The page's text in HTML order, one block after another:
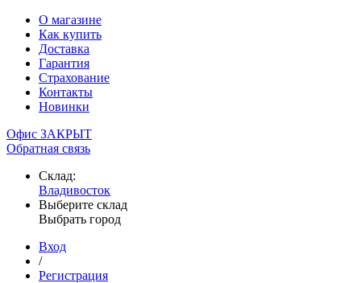
О магазине
Как купить
Доставка
Гарантия
Страхование
Контакты
Новинки
Офис ЗАКРЫТ
Обратная связь
Склад:
Владивосток
Выберите склад
Выбрать город
Вход
/
Регистрация